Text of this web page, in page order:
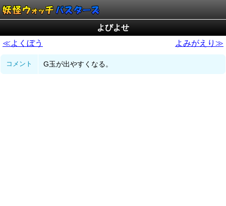
よびよせ
≪よくぼう
よみがえり≫
コメント G玉が出やすくなる。